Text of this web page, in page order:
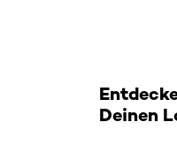
Deinen